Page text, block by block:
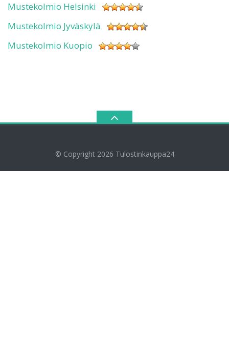
Mustekolmio Helsinki
Mustekolmio Jyväskylä
Mustekolmio Kuopio
© Copyright 2026 Tulostinkauppa24